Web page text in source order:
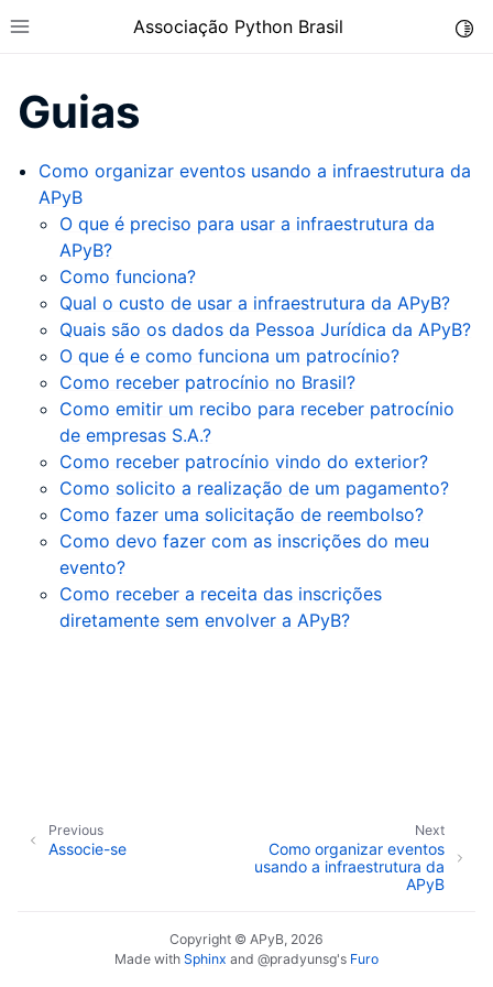
Toggle site navigation sidebar
Associação Python Brasil
child pages in navigation
child pages in navigation
Guias
Como organizar eventos usando a infraestrutura da
APyB
O que é preciso para usar a infraestrutura da
APyB?
Como funciona?
Qual o custo de usar a infraestrutura da APyB?
Quais são os dados da Pessoa Jurídica da APyB?
O que é e como funciona um patrocínio?
Como receber patrocínio no Brasil?
Como emitir um recibo para receber patrocínio
de empresas S.A.?
Como receber patrocínio vindo do exterior?
Como solicito a realização de um pagamento?
Como fazer uma solicitação de reembolso?
Como devo fazer com as inscrições do meu
evento?
Como receber a receita das inscrições
diretamente sem envolver a APyB?
Next
Como organizar eventos
usando a infraestrutura da
APyB
Previous
Associe-se
Copyright © APyB, 2026
Made with Sphinx and @pradyunsg's Furo